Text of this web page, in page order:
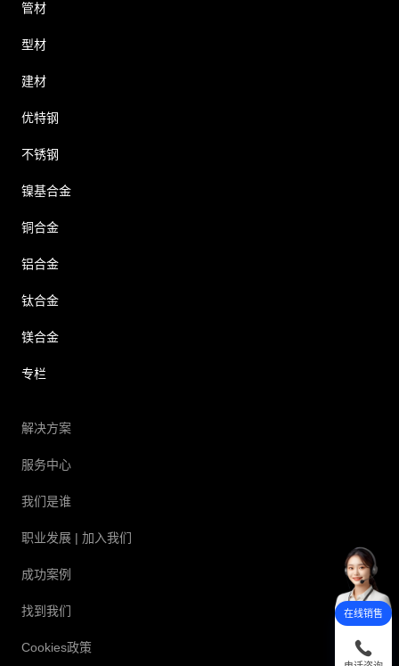
管材
型材
建材
优特钢
不锈钢
镍基合金
铜合金
铝合金
钛合金
镁合金
专栏
解决方案
服务中心
我们是谁
职业发展 | 加入我们
成功案例
找到我们
Cookies政策
在线销售